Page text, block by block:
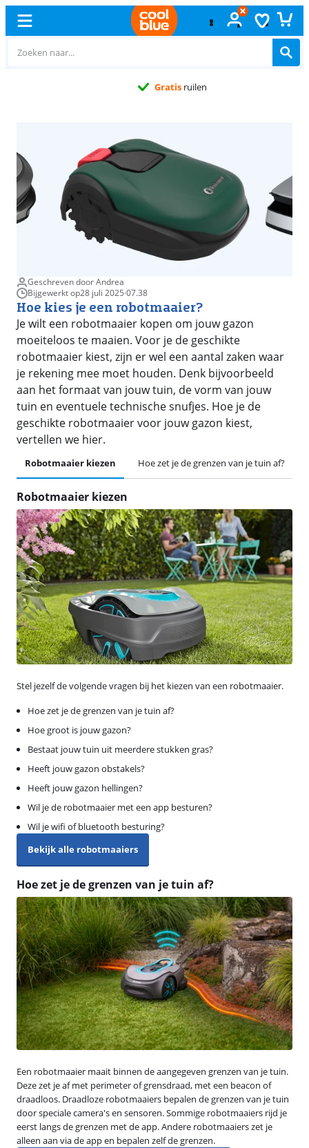
Gratisruilen
Geschreven door Andrea
Bijgewerkt op28 juli 2025·07.38
Hoe kies je een robotmaaier?
Je wilt een robotmaaier kopen om jouw gazon
moeiteloos te maaien. Voor je de geschikte
robotmaaier kiest, zijn er wel een aantal zaken waar
je rekening mee moet houden. Denk bijvoorbeeld
aan het formaat van jouw tuin, de vorm van jouw
tuin en eventuele technische snufjes. Hoe je de
geschikte robotmaaier voor jouw gazon kiest,
vertellen we hier.
Robotmaaier kiezen Hoe zet je de grenzen van je tuin af?
Robotmaaier kiezen
Stel jezelf de volgende vragen bij het kiezen van een robotmaaier.
Hoe zet je de grenzen van je tuin af?
Hoe groot is jouw gazon?
Bestaat jouw tuin uit meerdere stukken gras?
Heeft jouw gazon obstakels?
Heeft jouw gazon hellingen?
Wil je de robotmaaier met een app besturen?
Wil je wifi of bluetooth besturing?
Bekijk alle robotmaaiers
Hoe zet je de grenzen van je tuin af?
Een robotmaaier maait binnen de aangegeven grenzen van je tuin.
Deze zet je af met perimeter of grensdraad, met een beacon of
draadloos. Draadloze robotmaaiers bepalen de grenzen van je tuin
door speciale camera's en sensoren. Sommige robotmaaiers rijd je
eerst langs de grenzen met de app. Andere robotmaaiers zet je
alleen aan via de app en bepalen zelf de grenzen.